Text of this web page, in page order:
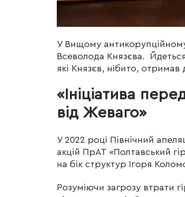
У Вищому
Всеволода Князєва.
які Князєв, нібито,
«Ініціатива
від Жеваго»
У 2022 році Північний
акцій ПрАТ «Полтавський
на бік структур Ігоря
Розуміючи загрозу втрати